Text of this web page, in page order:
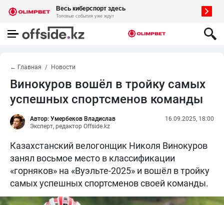
← Главная Новости
Винокуров вошёл в тройку самых
успешных спортсменов команды
Автор: Умербеков Владислав
Эксперт, редактор Offside.kz
16.09.2025, 18:00
Казахстанский велогонщик Николя Винокуров
занял восьмое место в классификации
«горняков» на «Вуэльте-2025» и вошёл в тройку
самых успешных спортсменов своей команды.